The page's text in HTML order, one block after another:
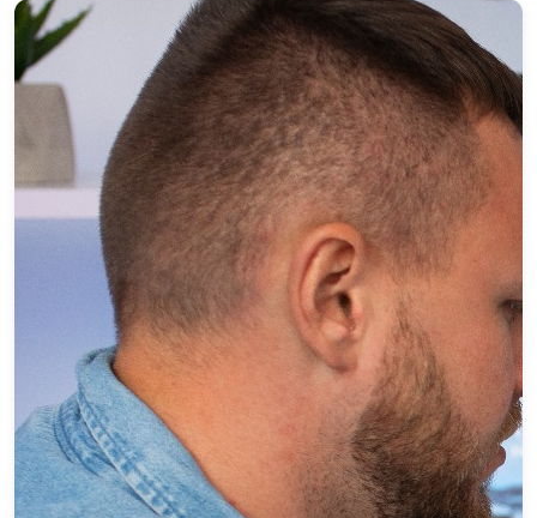
Profissionalizantes
Especialização Profissional
Iniciação Profissional
Qualificação Profissional
Técnicos
Até R$ 500,00
R$ 500,00 a R$ 1.000,00
R$ 1.000,00 a R$ 1.500,00
R$ 1.500,00 a R$ 2.000,00
R$ 2.000,00 a R$ 2.500,00
R$ 2.500,00 a R$ 3.000,00
R$ 3.000,00 a R$ 3.500,00